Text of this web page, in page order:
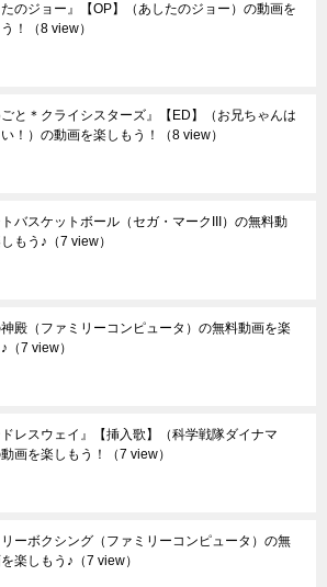
たのジョー』【OP】（あしたのジョー）の動画を
！
（8 view）
ごと＊クライシスターズ』【ED】（お兄ちゃんは
！）の動画を楽しもう！
（8 view）
バスケットボール（セガ・マークIII）の無料動
もう♪ （7 view）
殿（ファミリーコンピュータ）の無料動画を楽
（7 view）
ドレスウェイ』【挿入歌】（科学戦隊ダイナマ
画を楽しもう！
（7 view）
ーボクシング（ファミリーコンピュータ）の無
楽しもう♪ （7 view）